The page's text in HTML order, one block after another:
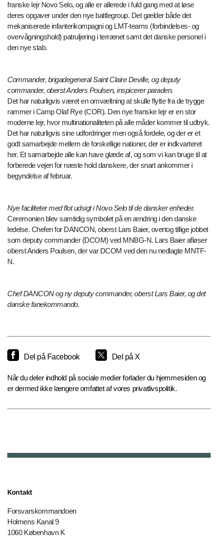
franske lejr Novo Selo, og alle er allerede i fuld gang med at løse
deres opgaver under den nye battlegroup. Det gælder både det
mekaniserede infanterikompagni og LMT-teams (forbindelses- og
overvågningshold) patruljering i terrænet samt det danske personel i
den nye stab.
Commander, brigadegeneral Saint Claire Deville, og deputy
commander, oberst Anders Poulsen, inspicerer paraden.
Det har naturligvis været en omvæltning at skulle flytte fra de trygge
rammer i Camp Olaf Rye (COR). Den nye franske lejr er en stor
moderne lejr, hvor multinationaliteten på alle måder kommer til udtryk.
Det har naturligvis sine udfordringer men også fordele, og der er et
godt samarbejde mellem de forskellige nationer, der er indkvarteret
her. Et samarbejde alle kan have glæde af, og som vi kan bruge til at
forberede vejen for næste hold danskere, der snart ankommer i
begyndelse af februar.
Nye faciliteter med flot udsigt i Novo Selo til de dansker enheder.
Ceremonien blev samtidig symbolet på en ændring i den danske
ledelse. Chefen for DANCON, oberst Lars Baier, overtog tillige jobbet
som deputy commander (DCOM) ved MNBG-N. Lars Baier afløser
oberst Anders Poulsen, der var DCOM ved den nu nedlagte MNTF-
N.
Chef DANCON og ny deputy commander, oberst Lars Baier, og det
danske fanekommando.
Del på Facebook Del på X
Når du deler indhold på sociale medier forlader du hjemmesiden og
er dermed ikke længere omfattet af vores privatlivspolitik.
Kontakt
Forsvarskommandoen
Holmens Kanal 9
1060 København K